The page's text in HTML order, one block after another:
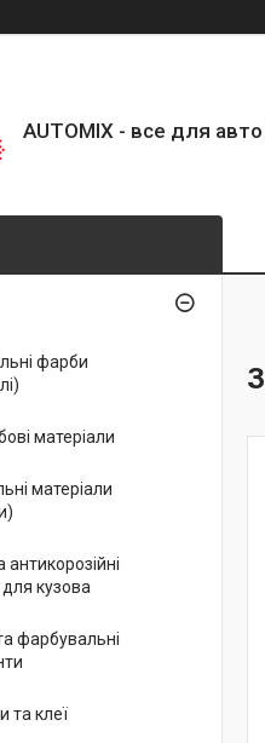
AUTOMIX - все для авто
фарби
матеріали
матеріали
антикорозійні
кузова
фарбувальні
та клеї